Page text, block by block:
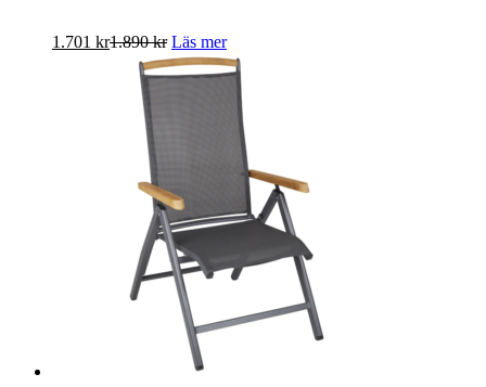
1.701 kr1.890kr Läs mer